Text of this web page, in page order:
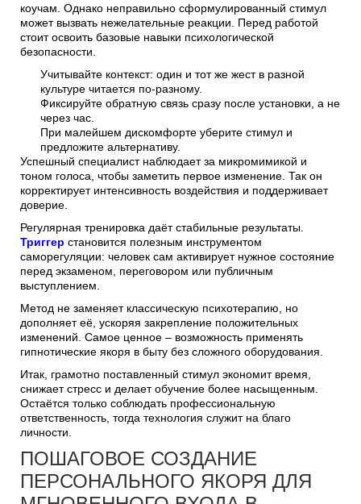
коучам. Однако неправильно сформулированный стимул
может вызвать нежелательные реакции. Перед работой
стоит освоить базовые навыки психологической
безопасности.
Учитывайте контекст: один и тот же жест в разной
культуре читается по-разному.
Фиксируйте обратную связь сразу после установки, а не
через час.
При малейшем дискомфорте уберите стимул и
предложите альтернативу.
Успешный специалист наблюдает за микромимикой и
тоном голоса, чтобы заметить первое изменение. Так он
корректирует интенсивность воздействия и поддерживает
доверие.
Регулярная тренировка даёт стабильные результаты.
Триггер становится полезным инструментом
саморегуляции: человек сам активирует нужное состояние
перед экзаменом, переговором или публичным
выступлением.
Метод не заменяет классическую психотерапию, но
дополняет её, ускоряя закрепление положительных
изменений. Самое ценное – возможность применять
гипнотические якоря в быту без сложного оборудования.
Итак, грамотно поставленный стимул экономит время,
снижает стресс и делает обучение более насыщенным.
Остаётся только соблюдать профессиональную
ответственность, тогда технология служит на благо
личности.
ПОШАГОВОЕ СОЗДАНИЕ
ПЕРСОНАЛЬНОГО ЯКОРЯ ДЛЯ